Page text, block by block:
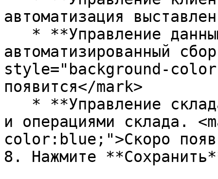
автоматизация
автоматизированный
style="background-
появится</mark>
и операциями склада.
color:blue;">Скоро
8. Нажмите